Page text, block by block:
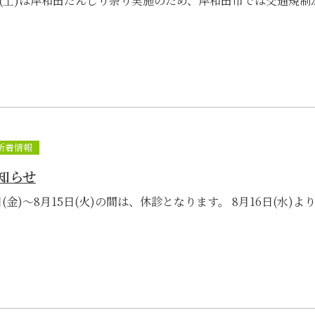
着情報
らせ
金)～8月15日(火)の間は、休診となります。 8月16日(水)よ